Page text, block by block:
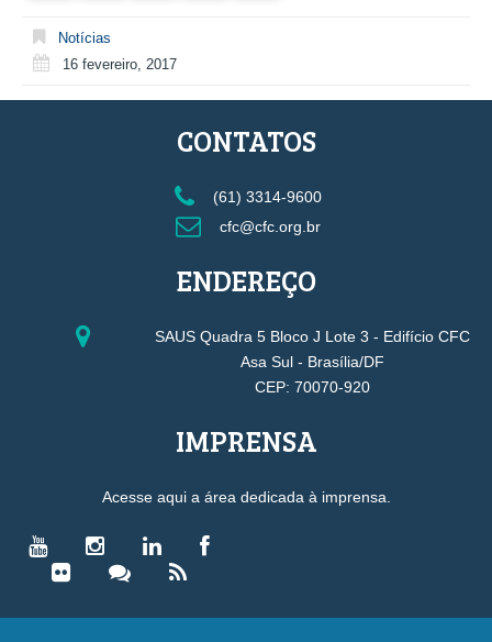
Notícias
16 fevereiro, 2017
CONTATOS
(61) 3314-9600
cfc@cfc.org.br
ENDEREÇO
SAUS Quadra 5 Bloco J Lote 3 - Edifício CFC
Asa Sul - Brasília/DF
CEP: 70070-920
IMPRENSA
Acesse aqui a área dedicada à imprensa.